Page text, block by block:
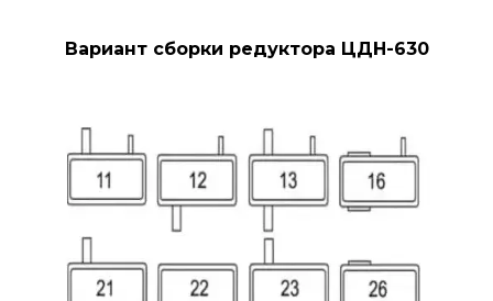
Вариант сборки редуктора ЦДН-630